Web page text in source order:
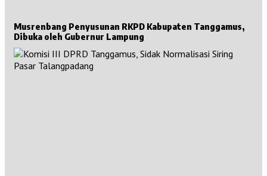
Musrenbang Penyusunan RKPD Kabupaten Tanggamus,
Dibuka oleh Gubernur Lampung